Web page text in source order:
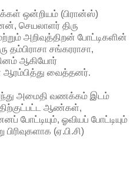
ஒன்றியம் (பிரான்ஸ்)
செயலாளர் திரு
அறிவுத்திறன் போட்டிகளின்
தம்பிராசா சங்கரராசா,
ஆகியோர்
ஆரம்பித்து வைத்தனர்.
அமைதி வணக்கம் இடம்
ஆண்கள்,
போட்டியும், ஓவியப் போட்டியும்
(ஏ.பி.சி)